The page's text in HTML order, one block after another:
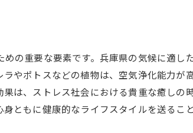
観葉植物鉢の選び方の秘訣
選び方
かした鉢の選択
い鉢の特徴
の重要な要素です。兵庫県の気候に適し
やポトスなどの植物は、空気浄化能力が
は、ストレス社会における貴重な癒しの
ともに健康的なライフスタイルを送るこ